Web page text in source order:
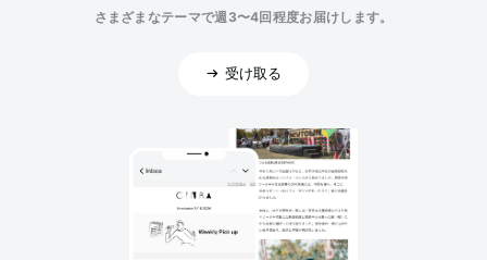
さまざまなテーマで週3〜4回程度お届けします。
受け取る